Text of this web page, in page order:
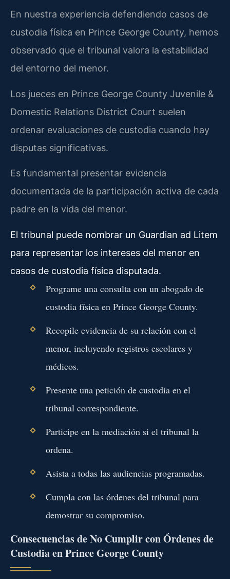
En nuestra experiencia defendiendo casos de
custodia física en Prince George County, hemos
observado que el tribunal valora la estabilidad
del entorno del menor.
Los jueces en Prince George County Juvenile &
Domestic Relations District Court suelen
ordenar evaluaciones de custodia cuando hay
disputas significativas.
Es fundamental presentar evidencia
documentada de la participación activa de cada
padre en la vida del menor.
El tribunal puede nombrar un Guardian ad Litem
para representar los intereses del menor en
casos de custodia física disputada.
Programe una consulta con un abogado de
custodia física en Prince George County.
Recopile evidencia de su relación con el
menor, incluyendo registros escolares y
médicos.
Presente una petición de custodia en el
tribunal correspondiente.
Participe en la mediación si el tribunal la
ordena.
Asista a todas las audiencias programadas.
Cumpla con las órdenes del tribunal para
demostrar su compromiso.
Consecuencias de No Cumplir con Órdenes de
Custodia en Prince George County